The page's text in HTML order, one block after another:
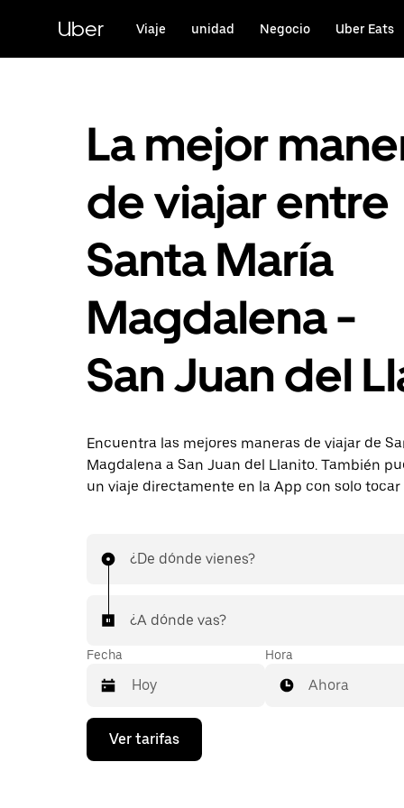
contenido
principal
Uber Viaje unidad Negocio Uber Eats
La mejor
de viajar entre
Santa María
Magdalena -
San Juan del
Encuentra las mejores maneras de viajar de
Magdalena a San Juan del Llanito. También
un viaje directamente en la App con solo
¿De dónde vienes?
¿A dónde vas?
Fecha
Presiona
flecha
Hora
Ahora
Ver tarifas